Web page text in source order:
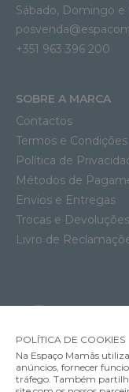
Sábado, Domingo e
+351 963 396 200
SOBRE A MARCA
Contactos
Termos e Condições
Política de
Métodos de
Envios e Entregas
Trocas e Devoluções
Livro de
POLÍTICA DE COOKIES
Na Espaço Mamãs
anúncios, fornecer
tráfego. Também